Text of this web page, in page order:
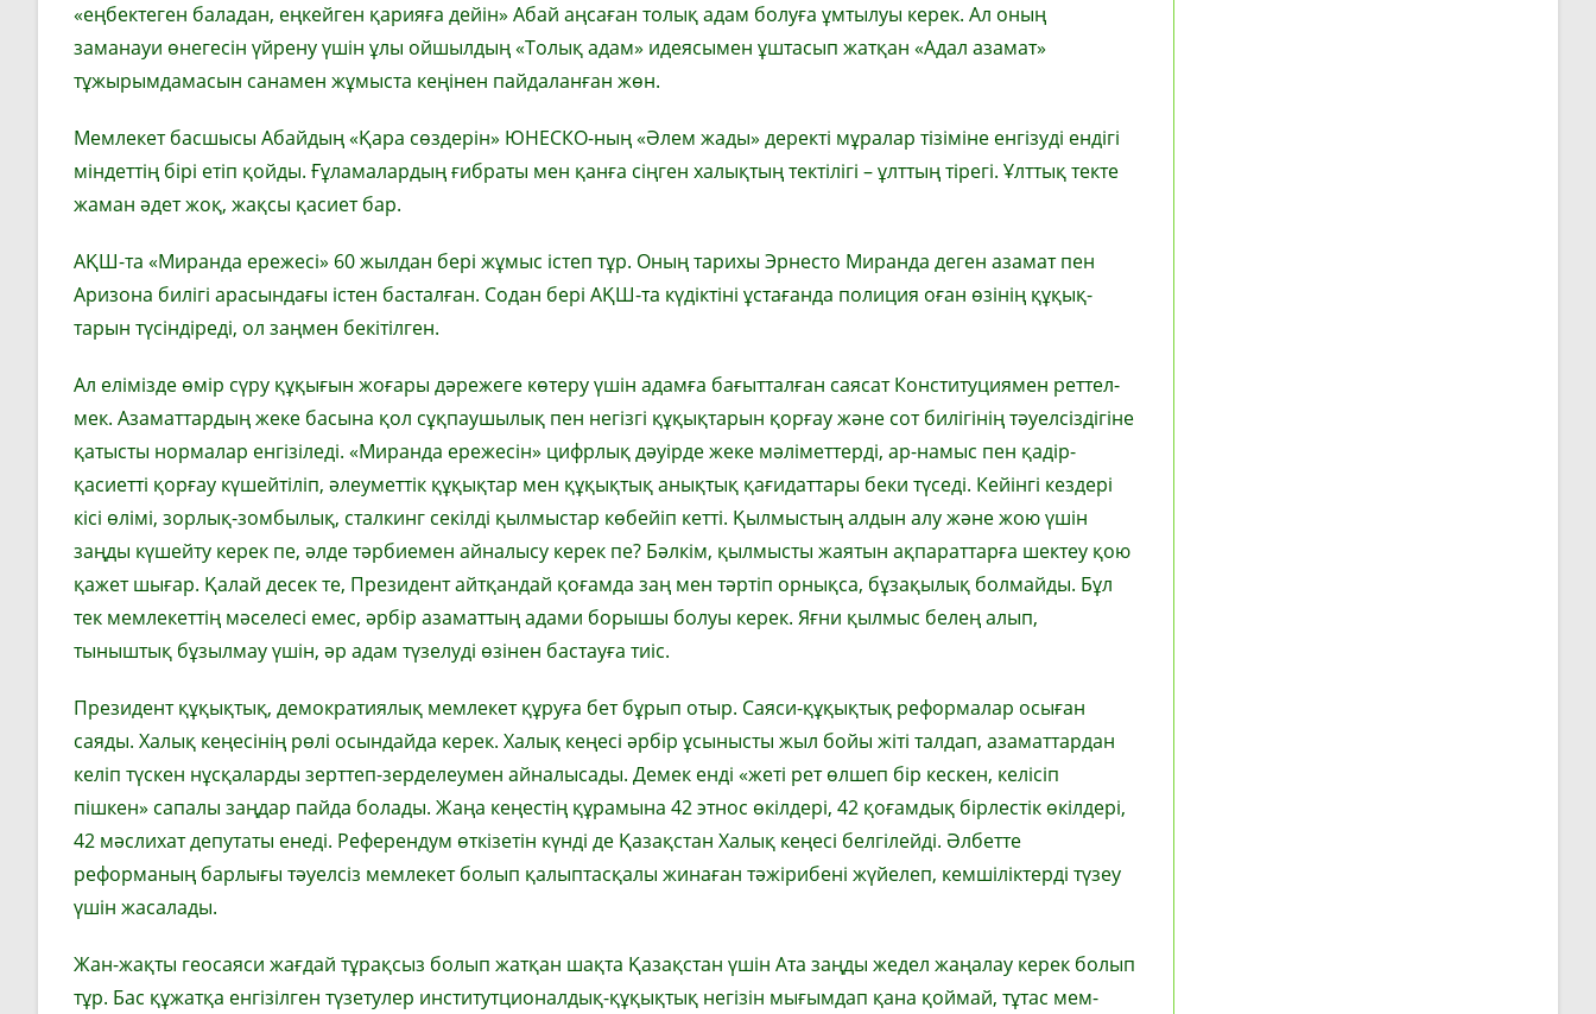
«еңбектеген баладан, еңкейген қа­рияға дейін» Абай аңсаған толық адам бо­луға ұмтылуы керек. Ал оның
заманауи өне­гесін үйрену үшін ұлы ойшылдың «То­лық адам» идеясымен ұштасып жат­қан «Адал азамат»
тұжырымдамасын са­на­мен жұмыста кеңінен пайдаланған жөн.
Мемлекет басшысы Абайдың «Қара сөздерін» ЮНЕСКО-ның «Әлем жады» деректі мұралар тізіміне енгізуді ендігі
міндеттің бірі етіп қойды. Ғұламалардың ғибраты мен қанға сіңген халықтың тектілігі – ұлттың тірегі. Ұлттық текте
жаман әдет жоқ, жақсы қасиет бар.
АҚШ-та «Миранда ережесі» 60 жыл­дан бері жұмыс істеп тұр. Оның тарихы Эрнесто Миранда деген азамат пен
Аризона билігі арасындағы істен бас­талған. Содан бері АҚШ-та күдікті­ні ұстағанда полиция оған өзінің құқық­
тарын түсіндіреді, ол заңмен бекітілген.
Ал елімізде өмір сүру құқығын жо­ға­­ры дәрежеге көтеру үшін адамға бағыт­­­талған саясат Конституциямен реттел­­
мек. Азаматтардың жеке басына қол сұқпаушылық пен негізгі құ­қық­­тарын қорғау және сот билігінің тәуел­сіздігіне
қатысты нормалар ен­гізіледі. «Миранда ережесін» цифрлық дәуірде жеке мәліметтерді, ар-намыс пен қадір-
қасиетті қорғау күшейтіліп, әлеуметтік құқықтар мен құқықтық анықтық қағидаттары беки түседі. Кейінгі кездері
кісі өлімі, зорлық-зомбылық, сталкинг секілді қылмыстар көбейіп кетті. Қылмыстың алдын алу және жою үшін
заңды күшейту керек пе, әлде тәрбиемен айналысу керек пе? Бәлкім, қылмысты жаятын ақпараттарға шектеу қою
қажет шығар. Қалай десек те, Президент айтқандай қоғамда заң мен тәртіп орнықса, бұзақылық болмайды. Бұл
тек мемлекеттің мәселесі емес, әрбір азаматтың адами борышы болуы керек. Яғни қылмыс белең алып,
тыныштық бұзылмау үшін, әр адам түзелуді өзінен бастауға тиіс.
Президент құқықтық, демо­кра­тиялық мемлекет құруға бет бұрып отыр. Саяси-құқықтық реформалар осыған
саяды. Халық кеңесінің рөлі осындайда керек. Халық кеңесі әрбір ұсынысты жыл бойы жіті талдап, азаматтардан
келіп түскен нұсқаларды зерттеп-зерделеумен айналысады. Демек енді «жеті рет өлшеп бір кескен, келісіп
пішкен» сапалы заңдар пайда болады. Жаңа кеңестің құрамына 42 этнос өкілдері, 42 қоғамдық бірлестік өкілдері,
42 мәслихат депутаты енеді. Референдум өткізетін күнді де Қазақстан Халық кеңесі белгілейді. Әлбетте
реформаның барлығы тәуелсіз мемлекет болып қалыптасқалы жинаған тәжірибені жүйелеп, кемшіліктерді түзеу
үшін жасалады.
Жан-жақты геосаяси жағдай тұрақсыз болып жатқан шақта Қазақстан үшін Ата заңды жедел жаңалау керек болып
тұр. Бас құжатқа енгізілген түзетулер инс­титут­ционалдық-құқықтық негізін мығымдап қана қоймай, тұтас мем­